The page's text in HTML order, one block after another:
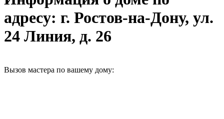
адресу: г. Ростов-на-Дону, ул.
24 Линия, д. 26
Вызов мастера по вашему дому: